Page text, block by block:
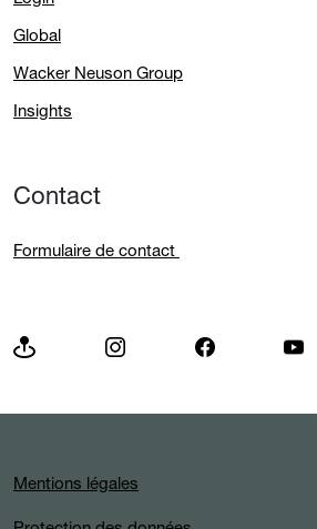
Global
Wacker Neuson Group
Insights
Contact
Formulaire de contact
Mentions légales